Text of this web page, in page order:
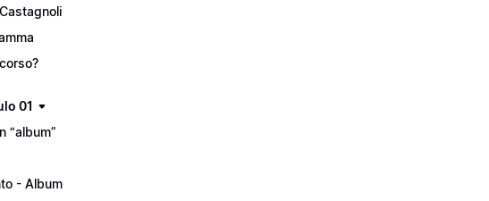
01
“album”
- Album